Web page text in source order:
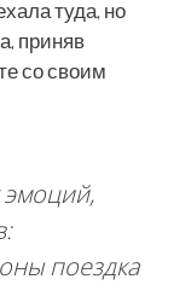
туда, но
приняв
со своим
поездка